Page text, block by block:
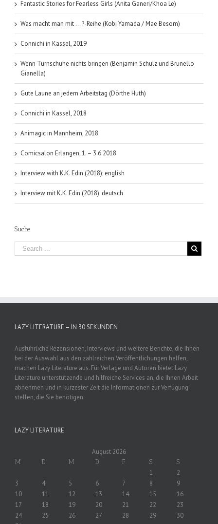
Dark-
Fantastic Stories for Fearless Girls (Anita Ganeri/Khoa Le)
Was macht man mit … ?-Reihe (Kobi Yamada / Mae Besom)
Connichi in Kassel, 2019
Wenn Turnschuhe nichts bringen (Benjamin Schulz und Brunello
Gianella)
Gute Laune an jedem Arbeitstag (Dörthe Huth)
Connichi in Kassel, 2018
Animagic in Mannheim, 2018
Comicsalon Erlangen, 1. – 3.6.2018
Interview with K.K. Edin (2018); english
Interview mit K.K. Edin (2018); deutsch
Suche
LAZY LITERATURE – IN 30 SEKUNDEN
Ausführliche Rezensionen, Interviews und weitere Berichte, die Ihnen
bei der Auswahl aus den zahlreichen Veröffentlichungen helfen,
machen Lazy Literature aus. Für Verlage und Autoren bietet Lazy
Literature unterstützende und hilfreiche Services an, die Ihnen Arbeit
abnehmen und in kürzester Zeit die Informationen zur Verfügung
stellen, die Sie benötigen.
LAZY LITERATURE
August 2026
M D M D F S S
1
2
3
4 5 6 7 8
9
10
11 12 13 14 15
16
17
18 19 20 21 22
23
24
25 26 27 28 29
30